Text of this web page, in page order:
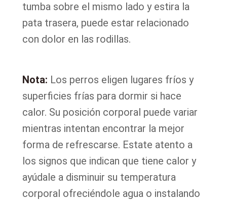
tumba sobre el mismo lado y estira la
pata trasera, puede estar relacionado
con dolor en las rodillas.
Nota: Los perros eligen lugares fríos y
superficies frías para dormir si hace
calor. Su posición corporal puede variar
mientras intentan encontrar la mejor
forma de refrescarse. Estate atento a
los signos que indican que tiene calor y
ayúdale a disminuir su temperatura
corporal ofreciéndole agua o instalando